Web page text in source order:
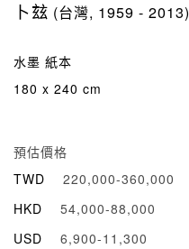
卜玆 (台灣, 1959 - 2013)
水墨 紙本
180 x 240 cm
預估價格
TWD
220,000-360,000
HKD
54,000-88,000
USD
6,900-11,300